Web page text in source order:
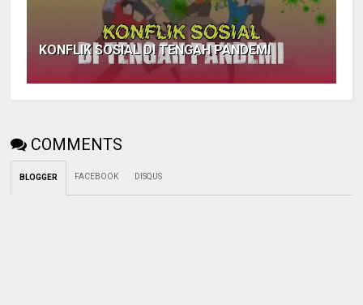
KONFLIK SOSIAL DI TENGAH PANDEMI
COMMENTS
BLOGGER FACEBOOK DISQUS